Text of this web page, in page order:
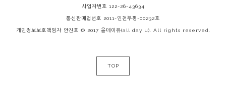
사업자번호 122-26-43634
통신판매업번호 2011-인천부평-00232호
개인정보보호책임자 안진호 © 2017 올데이유(all day u). All rights reserved.
TOP